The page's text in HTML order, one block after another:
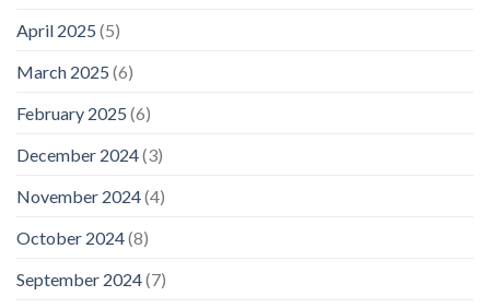
April 2025 (5)
March 2025 (6)
February 2025 (6)
December 2024(3)
November 2024(4)
October 2024(8)
September 2024(7)